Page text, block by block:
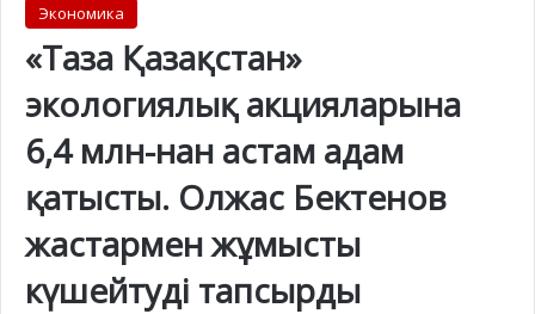
Экономика
«Таза Қазақстан»
экологиялық акцияларына
6,4 млн-нан астам адам
қатысты. Олжас Бектенов
жастармен жұмысты
күшейтуді тапсырды